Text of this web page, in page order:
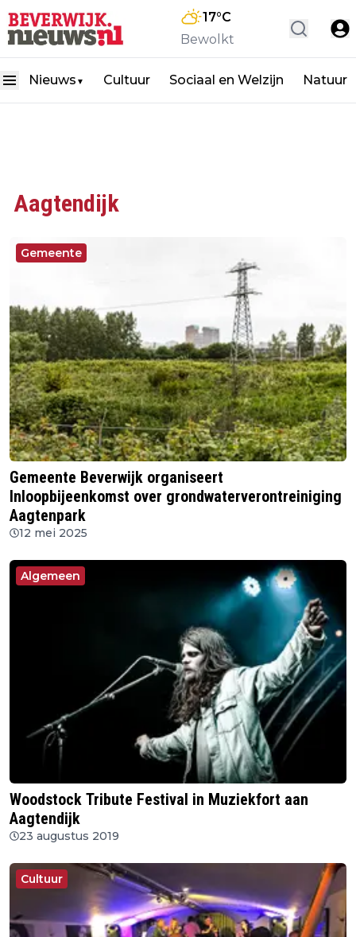
17°C
Bewolkt
Nieuws ▼ Cultuur Sociaal en Welzijn Natuur
Aagtendijk
Gemeente
Gemeente Beverwijk organiseert
Inloopbijeenkomst over grondwaterverontreiniging
Aagtenpark
12 mei 2025
Algemeen
Woodstock Tribute Festival in Muziekfort aan
Aagtendijk
23 augustus 2019
Cultuur